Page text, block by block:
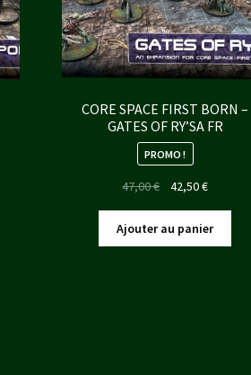
CORE SPACE FIRST BORN –
GATES OF RY’SA FR
PROMO !
47,00€
Le
initial
était :
42,50€Le
actuel
est :
Ajouter au panier